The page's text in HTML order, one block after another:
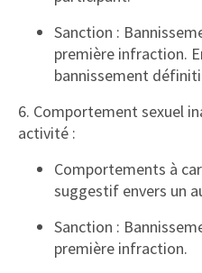
Sanction :
première infraction.
bannissement
6. Comportement sexuel
activité :
Comportements à
suggestif envers un
Sanction :
première infraction.